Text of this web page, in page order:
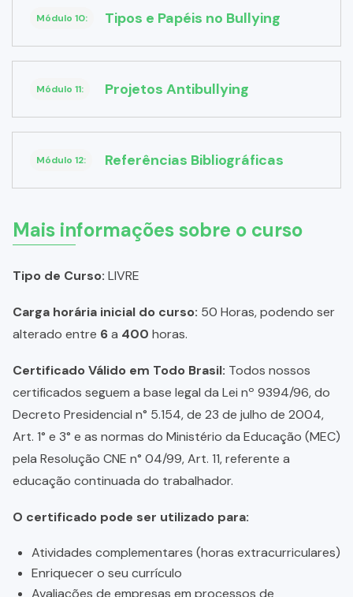
Módulo 10: Tipos e Papéis no Bullying
Módulo 11: Projetos Antibullying
Módulo 12: Referências Bibliográficas
Mais informações sobre o curso
Tipo de Curso: LIVRE
Carga horária inicial do curso: 50 Horas, podendo ser
alterado entre 6a 400 horas.
Certificado Válido em Todo Brasil: Todos nossos
certificados seguem a base legal da Lei nº 9394/96, do
Decreto Presidencial n° 5.154, de 23 de julho de 2004,
Art. 1° e 3° e as normas do Ministério da Educação (MEC)
pela Resolução CNE n° 04/99, Art. 11, referente a
educação continuada do trabalhador.
O certificado pode ser utilizado para:
Atividades complementares (horas extracurriculares)
Enriquecer o seu currículo
Avaliações de empresas em processos de